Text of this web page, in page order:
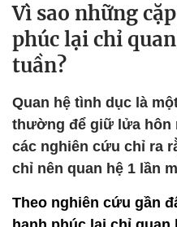
Vì sao những
phúc lại chỉ
tuần?
Quan hệ tình dục là
thường để giữ lửa hôn
các nghiên cứu chỉ ra
chỉ nên quan hệ 1 lần
Theo nghiên cứu gần